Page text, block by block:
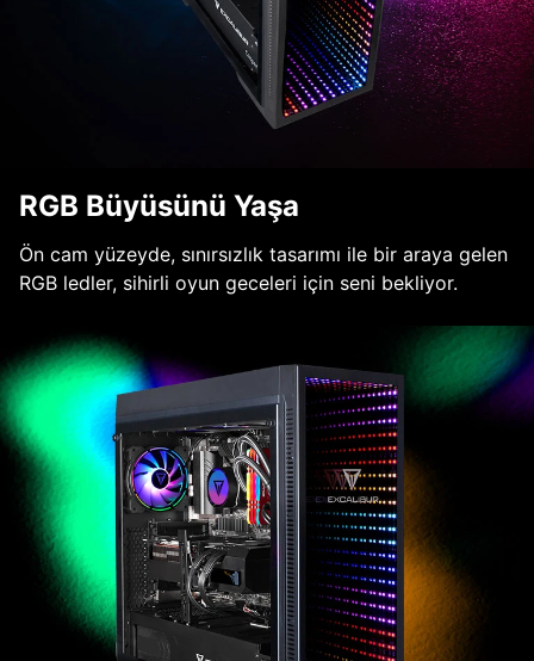
RGB Büyüsünü Yaşa
Ön cam yüzeyde, sınırsızlık tasarımı ile bir araya gelen
RGB ledler, sihirli oyun geceleri için seni bekliyor.